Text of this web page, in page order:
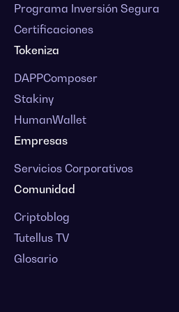
Programa Inversión Segura
Certificaciones
Tokeniza
DAPPComposer
Stakiny
HumanWallet
Empresas
Servicios Corporativos
Comunidad
Criptoblog
Tutellus TV
Glosario